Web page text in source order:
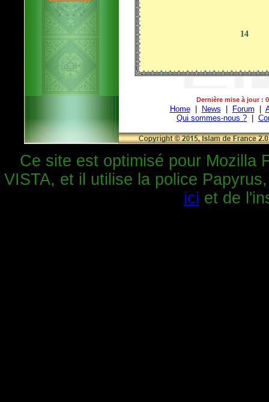
14
Dernière mise à jour :
Home| News Forum
Qui sommes-nous ?
Ce site est optimisé pour Mozilla
VISTA, et il utilise la police
ici et de